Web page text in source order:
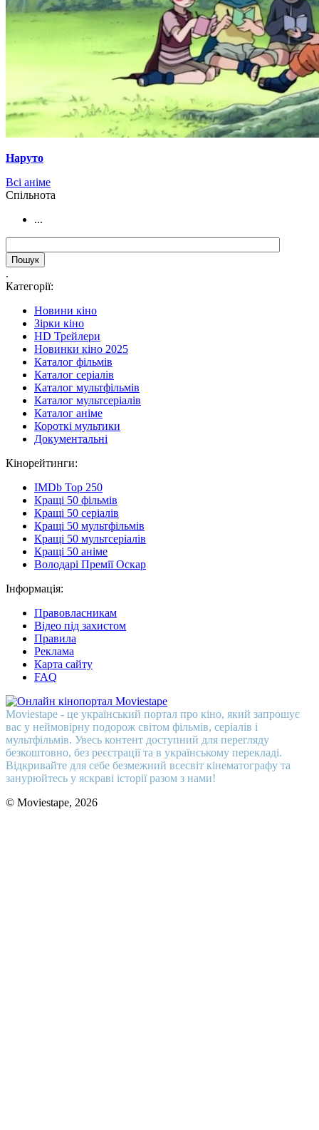
Наруто
Всі аніме
Cпільнота
...
.
Категорії:
Новини кіно
Зірки кіно
HD Трейлери
Новинки кіно 2025
Каталог фільмів
Каталог серіалів
Каталог мультфільмів
Каталог мультсеріалів
Каталог аніме
Короткі мультики
Документальні
Кінорейтинги:
IMDb Top 250
Кращі 50 фільмів
Кращі 50 серіалів
Кращі 50 мультфільмів
Кращі 50 мультсеріалів
Кращі 50 аніме
Володарі Премії Оскар
Інформація:
Правовласникам
Відео під захистом
Правила
Реклама
Карта сайту
FAQ
Moviestape - це український портал про кіно, який запрошує
вас у неймовірну подорож світом фільмів, серіалів і
мультфільмів. Увесь контент доступний для перегляду
безкоштовно, без реєстрації та в українському перекладі.
Відкривайте для себе безмежний всесвіт кінематографу та
занурюйтесь у яскраві історії разом з нами!
© Moviestape, 2026